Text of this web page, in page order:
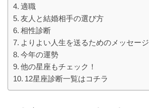
適職
友人と結婚相手の選び方
相性診断
よりよい人生を送るためのメッセージ
今年の運勢
他の星座もチェック！
12星座診断一覧はコチラ